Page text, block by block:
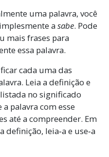
uma palavra, você
asabe. Pode
mais frases para
essa palavra.
cada uma das
Leia a definição e
no significado
palavra com esse
até a compreender. Em
definição, leia‑a e use‑a